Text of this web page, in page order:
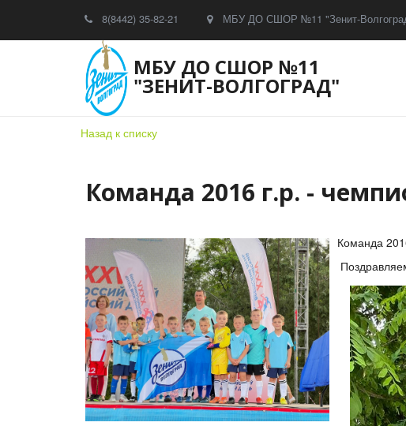
8(8442) 35-82-21 МБУ ДО СШОР №11 "Зенит-
МБУ ДО СШОР №11
"ЗЕНИТ-ВОЛГОГРАД"
Назад к списку
Команда 2016 г.р. -
Команда